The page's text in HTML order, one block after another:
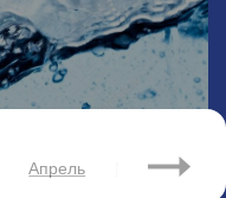
Апрель Май Июнь